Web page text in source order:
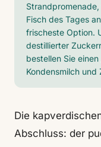
Fisch des Tages
frischeste Option.
destillierter
bestellen Sie
Kondensmilch und
Die
Abschluss: der